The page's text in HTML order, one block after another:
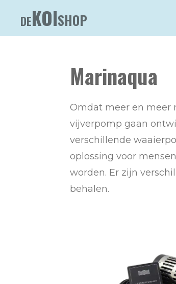
direct
DEKOISHOP
Marinaqua
Omdat meer en meer
vijverpomp gaan
verschillende
oplossing voor
worden. Er zijn
behalen.